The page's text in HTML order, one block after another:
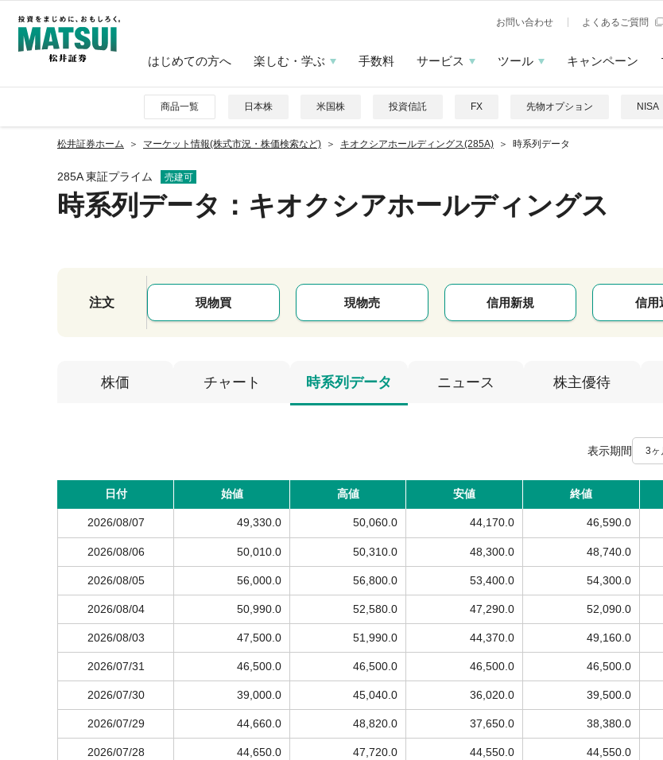
お問い合わせ よくあるご質問
はじめての方へ 楽しむ・学ぶ 手数料 サービス ツール キャンペーン
商品一覧 日本株 米国株 投資信託 FX 先物オプション NISA
松井証券ホーム マーケット情報(株式市況・株価検索など) キオクシアホールディングス(285A) 時系列データ
285A 東証プライム 売建可
時系列データ ：キオクシアホールディングス
注文 現物買 現物売 信用新規 信用
株価 チャート 時系列データ ニュース 株主優待
表示期間 3ヶ
日付 始値 高値 安値 終値
2026/08/07 49,330.0 50,060.0 44,170.0 46,590.0
2026/08/06 50,010.0 50,310.0 48,300.0 48,740.0
2026/08/05 56,000.0 56,800.0 53,400.0 54,300.0
2026/08/04 50,990.0 52,580.0 47,290.0 52,090.0
2026/08/03 47,500.0 51,990.0 44,370.0 49,160.0
2026/07/31 46,500.0 46,500.0 46,500.0 46,500.0
2026/07/30 39,000.0 45,040.0 36,020.0 39,500.0
2026/07/29 44,660.0 48,820.0 37,650.0 38,380.0
2026/07/28 44,650.0 47,720.0 44,550.0 44,550.0